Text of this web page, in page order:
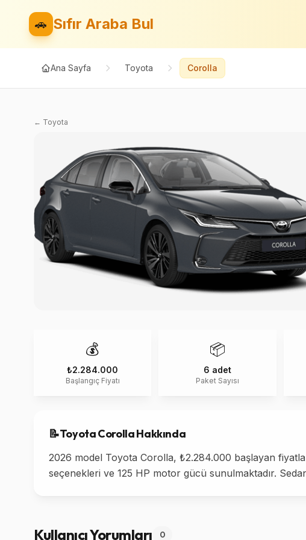
🚗 Sıfır Araba Bul
Ana Sayfa Toyota Corolla
← Toyota
💰
₺2.284.000
Başlangıç Fiyatı
📦
6 adet
Paket Sayısı
📝ToyotaCorollaHakkında
2026 model Toyota Corolla, ₺2.284.000 başlayan
seçenekleri ve 125 HP motor gücü sunulmaktadır.
Kullanıcı Yorumları 0